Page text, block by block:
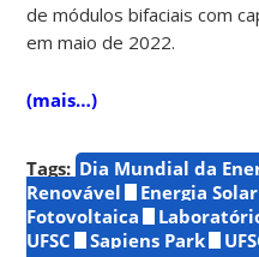
de módulos bifaciais com
em maio de 2022.
(mais…)
Tags: Dia Mundial da
Renovável
Energia
Fotovoltaica
UFSC
Sapiens Park